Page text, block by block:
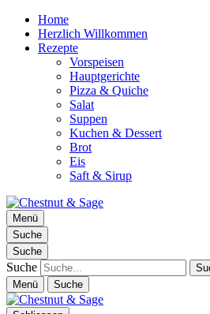
Home
Herzlich Willkommen
Rezepte
Vorspeisen
Hauptgerichte
Pizza & Quiche
Salat
Suppen
Kuchen & Dessert
Brot
Eis
Saft & Sirup
Chestnut & Sage
Foodblog | essen. trinken. genießen.
Menü
Suche
Suche
Suche
Menü Suche